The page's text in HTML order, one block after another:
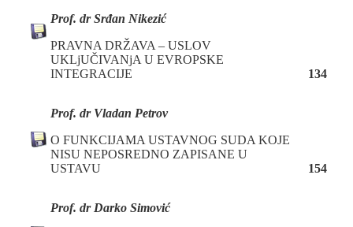
Prof. dr Srđan Nikezić
PRAVNA DRŽAVA – USLOV
UKLjUČIVANjA U EVROPSKE
INTEGRACIJE
134
Prof. dr Vladan Petrov
O FUNKCIJAMA USTAVNOG SUDA KOJE
NISU NEPOSREDNO ZAPISANE U
USTAVU
154
Prof. dr Darko Simović